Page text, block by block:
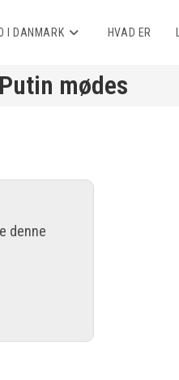
I DANMARK HVAD ER
mødes
denne